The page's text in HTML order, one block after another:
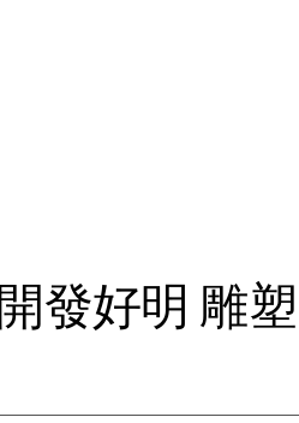
開發好明 雕塑